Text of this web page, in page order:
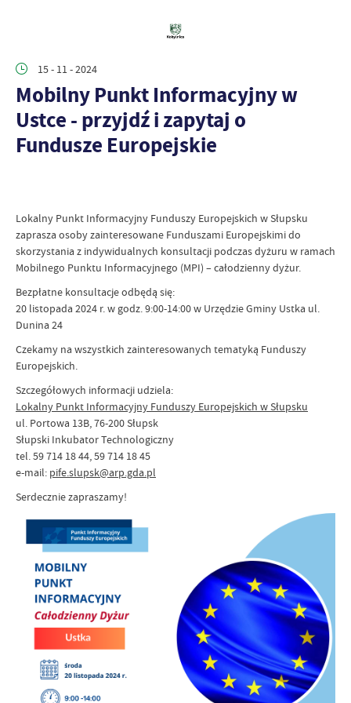
15 - 11 - 2024
Mobilny Punkt Informacyjny w
Ustce - przyjdź i zapytaj o
Fundusze Europejskie
Lokalny Punkt Informacyjny Funduszy Europejskich w Słupsku
zaprasza osoby zainteresowane Funduszami Europejskimi do
skorzystania z indywidualnych konsultacji podczas dyżuru w ramach
Mobilnego Punktu Informacyjnego (MPI) – całodzienny dyżur.
Bezpłatne konsultacje odbędą się:
20 listopada 2024 r. w godz. 9:00-14:00 w Urzędzie Gminy Ustka ul.
Dunina 24
Czekamy na wszystkich zainteresowanych tematyką Funduszy
Europejskich.​​
Szczegółowych informacji udziela:
Lokalny Punkt Informacyjny Funduszy Europejskich w Słupsku
ul. Portowa 13B, 76-200 Słupsk
Słupski Inkubator Technologiczny
tel. 59 714 18 44, 59 714 18 45
e-mail: pife.slupsk@arp.gda.pl
Serdecznie zapraszamy!